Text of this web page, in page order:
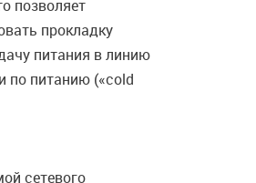
позволяет
прокладку
питания в линию
по питанию («cold
сетевого